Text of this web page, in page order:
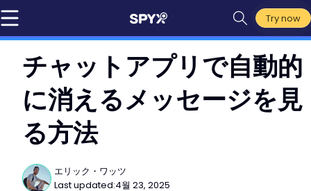
Try now
チャットアプリで自動的
に消えるメッセージを見
る方法
エリック・ワッツ
Last updated:4월 23, 2025